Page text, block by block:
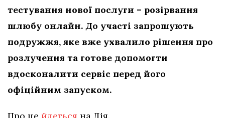
тестування нової послуги – розірвання
шлюбу онлайн. До участі запрошують
подружжя, яке вже ухвалило рішення про
розлучення та готове допомогти
вдосконалити сервіс перед його
офіційним запуском.
Про це йдеться на Дія.